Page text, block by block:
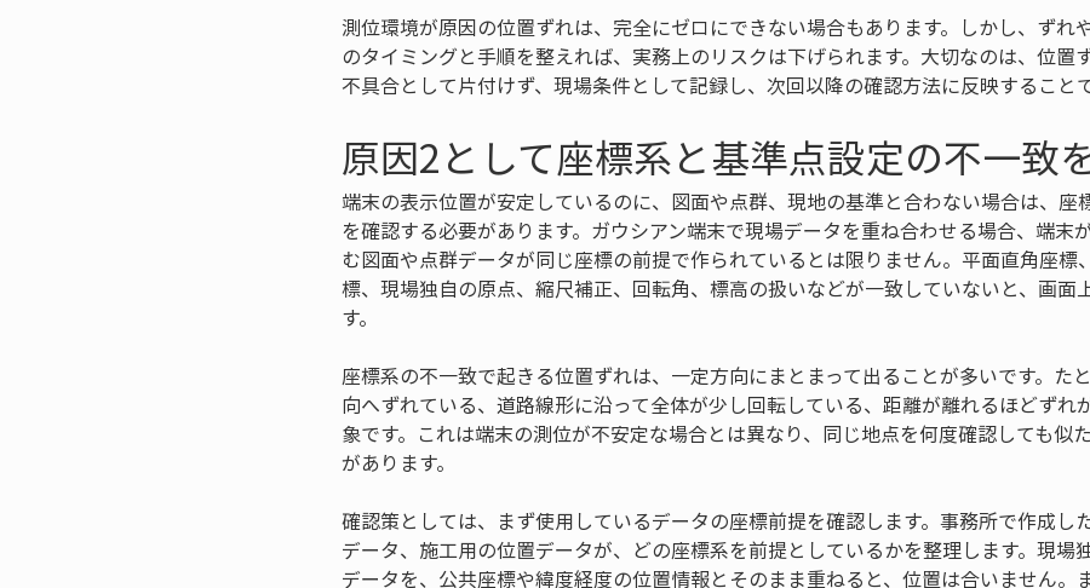
測位環境が原因の位置ずれは、完全にゼロにできない場合もあります。しかし、ずれ
のタイミングと手順を整えれば、実務上のリスクは下げられます。大切なのは、位置
不具合として片付けず、現場条件として記録し、次回以降の確認方法に反映することで
原因2として座標系と基準点設定の不一致
端末の表示位置が安定しているのに、図面や点群、現地の基準と合わない場合は、座
を確認する必要があります。ガウシアン端末で現場データを重ね合わせる場合、端末
む図面や点群データが同じ座標の前提で作られているとは限りません。平面直角座標
標、現場独自の原点、縮尺補正、回転角、標高の扱いなどが一致していないと、画面
す。
座標系の不一致で起きる位置ずれは、一定方向にまとまって出ることが多いです。た
向へずれている、道路線形に沿って全体が少し回転している、距離が離れるほどずれ
象です。これは端末の測位が不安定な場合とは異なり、同じ地点を何度確認しても似
があります。
確認策としては、まず使用しているデータの座標前提を確認します。事務所で作成し
データ、施工用の位置データが、どの座標系を前提としているかを整理します。現場
データを、公共座標や緯度経度の位置情報とそのまま重ねると、位置は合いません。